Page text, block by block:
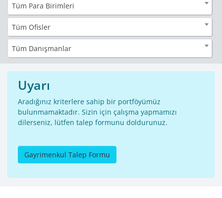
Tüm Para Birimleri
Tüm Ofisler
Tüm Danışmanlar
Uyarı
Aradığınız kriterlere sahip bir portföyümüz
bulunmamaktadır. Sizin için çalışma yapmamızı
dilerseniz, lütfen talep formunu doldurunuz.
Gayrimenkul Talep Formu